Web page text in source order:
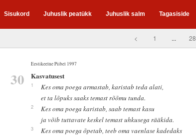
Sisukord Juhuslik peatükk Juhuslik salm Tagasiside
< 1 ... 28
Eestikeelne Piibel 1997
30 Kasvatusest
1
Kes oma poega armastab, karistab teda alati,
et ta lõpuks saaks temast rõõmu tunda.
2
Kes oma poega karistab, saab temast kasu
ja võib tuttavate keskel temast uhkusega rääkida.
3
Kes oma poega õpetab, teeb oma vaenlase kadedaks